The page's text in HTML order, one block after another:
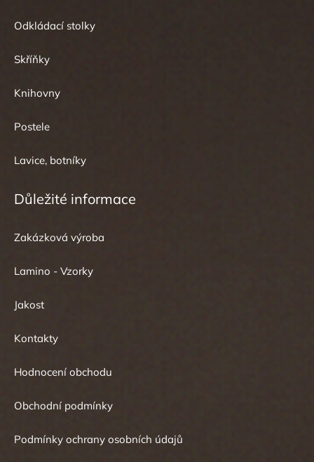
Odkládací stolky
Skříňky
Knihovny
Postele
Lavice, botníky
Důležité informace
Zakázková výroba
Lamino - Vzorky
Jakost
Kontakty
Hodnocení obchodu
Obchodní podmínky
Podmínky ochrany osobních údajů